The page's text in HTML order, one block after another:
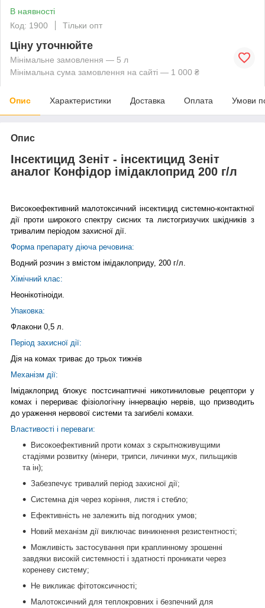
В наявності
Код: 1900
Тільки опт
Ціну уточнюйте
Мінімальне замовлення — 5 л
Мінімальна сума замовлення на сайті — 1 000 ₴
Опис Характеристики Доставка Оплата Умови
Опис
Інсектицид Зеніт - інсектицид Зеніт
аналог Конфідор імідаклоприд 200 г/л
Високоефективний малотоксичний інсектицид системно-контактної
дії проти широкого спектру сисних та листогризучих шкідників з
тривалим періодом захисної дії.
Форма препарату діюча речовина:
Водний розчин з вмістом імідаклоприду, 200 г/л.
Хімічний клас:
Неонікотіноіди.
Упаковка:
Флакони 0,5 л.
Період захисної дії:
Дія на комах триває до трьох тижнів
Механізм дії:
Імідаклоприд блокує постсинаптичні никотиниловые рецептори у
комах і перериває фізіологічну іннервацію нервів, що призводить
до ураження нервової системи та загибелі комахи.
Властивості і переваги:
Високоефективний проти комах з скрытноживущими
стадіями розвитку (мінери, трипси, личинки мух, пильщиків
та ін);
Забезпечує тривалий період захисної дії;
Системна дія через коріння, листя і стебло;
Ефективність не залежить від погодних умов;
Новий механізм дії виключає виникнення резистентності;
Можливість застосування при краплинному зрошенні
завдяки високій системності і здатності проникати через
кореневу систему;
Не викликає фітотоксичності;
Малотоксичний для теплокровних і безпечний для